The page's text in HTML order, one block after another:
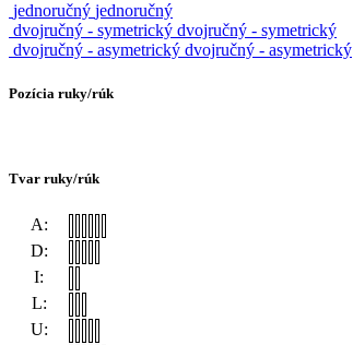
jednoručný jednoručný
dvojručný - symetrický dvojručný - symetrický
dvojručný - asymetrický dvojručný - asymetrický
Pozícia ruky/rúk
Tvar ruky/rúk
A:
D:
I:
L:
U: